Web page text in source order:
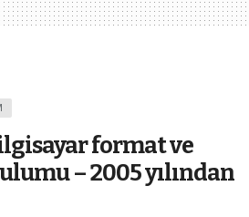
format ve
– 2005 yılından